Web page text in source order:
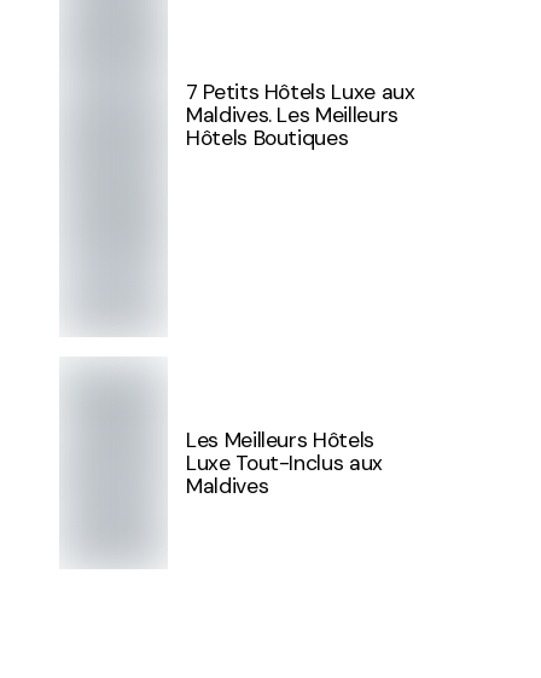
7 Petits Hôtels Luxe aux
Maldives. Les Meilleurs
Hôtels Boutiques
Les Meilleurs Hôtels
Luxe Tout-Inclus aux
Maldives